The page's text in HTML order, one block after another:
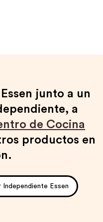
junto a un
a
de Cocina
productos en
Essen